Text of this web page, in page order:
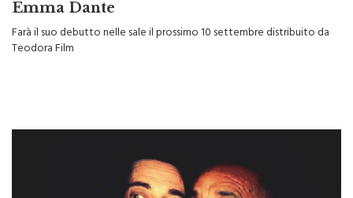
Farà il suo debutto nelle sale il prossimo 10 settembre distribuito da
Teodora Film